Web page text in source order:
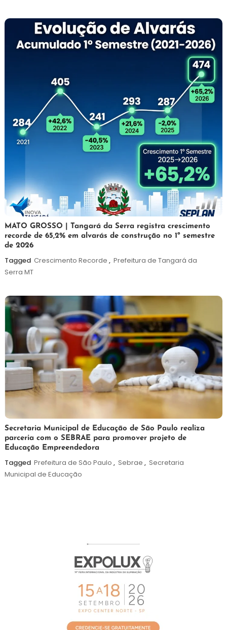
5
de
agosto
de
2026
Maurilio
MATO GROSSO | Tangará da Serra registra crescimento
recorde de 65,2% em alvarás de construção no 1º semestre
de 2026
Tagged Crescimento Recorde , Prefeitura de Tangará da
Serra MT
5
de
agosto
de
2026
Maurilio
Secretaria Municipal de Educação de São Paulo realiza
parceria com o SEBRAE para promover projeto de
Educação Empreendedora
Tagged Prefeitura de São Paulo , Sebrae , Secretaria
Municipal de Educação